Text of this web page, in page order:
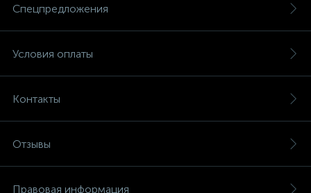
Спецпредложения
Условия оплаты
Контакты
Отзывы
Правовая информация